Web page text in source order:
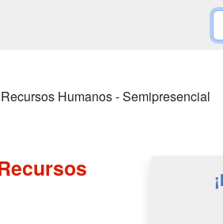
Humanos - Semipresencial